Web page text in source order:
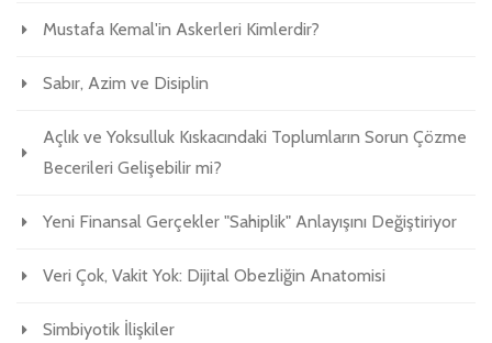
Mustafa Kemal'in Askerleri Kimlerdir?
Sabır, Azim ve Disiplin
Açlık ve Yoksulluk Kıskacındaki Toplumların Sorun Çözme
Becerileri Gelişebilir mi?
Yeni Finansal Gerçekler "Sahiplik" Anlayışını Değiştiriyor
Veri Çok, Vakit Yok: Dijital Obezliğin Anatomisi
Simbiyotik İlişkiler